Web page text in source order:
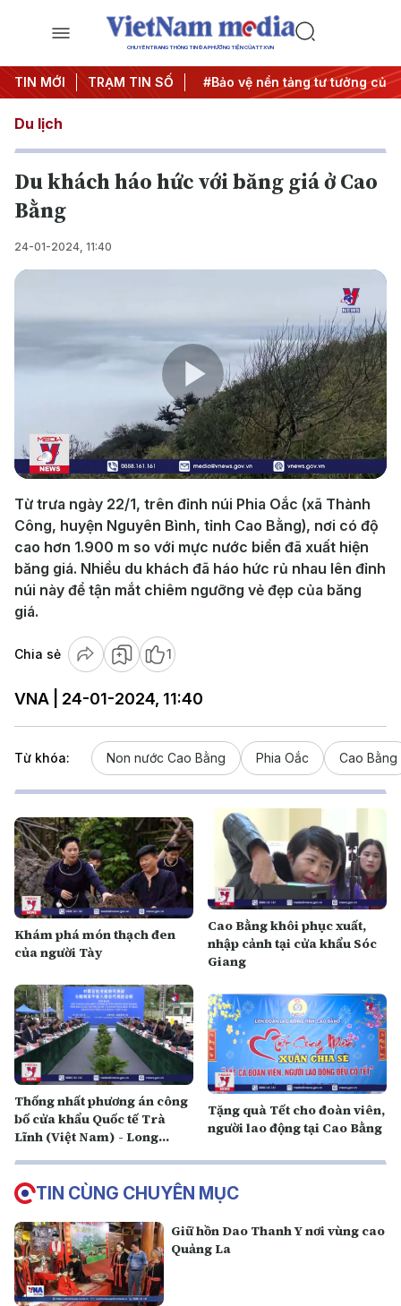
CHUYÊN TRANG THÔNG TIN ĐA PHƯƠNG TIỆN CỦA TTXVN
TIN MỚI TRẠM TIN SỐ
#An ninh năng lượng #Bảo vệ nền tảng tư tưởng của
Du lịch
Du khách háo hức với băng giá ở Cao
Bằng
24-01-2024, 11:40
Play
Video
Từ trưa ngày 22/1, trên đỉnh núi Phia Oắc (xã Thành
Công, huyện Nguyên Bình, tỉnh Cao Bằng), nơi có độ
cao hơn 1.900 m so với mực nước biển đã xuất hiện
băng giá. Nhiều du khách đã háo hức rủ nhau lên đỉnh
núi này để tận mắt chiêm ngưỡng vẻ đẹp của băng
giá.
Chia sẻ 1
VNA | 24-01-2024, 11:40
Từ khóa: Non nước Cao Bằng Phia Oắc Cao Bằng
Khám phá món thạch đen
của người Tày
Cao Bằng khôi phục xuất,
nhập cảnh tại cửa khẩu Sóc
Giang
Thống nhất phương án công
bố cửa khẩu Quốc tế Trà
Lĩnh (Việt Nam) - Long
Tặng quà Tết cho đoàn viên,
người lao động tại Cao Bằng
TIN CÙNG CHUYÊN MỤC
Giữ hồn Dao Thanh Y nơi vùng cao
Quảng La